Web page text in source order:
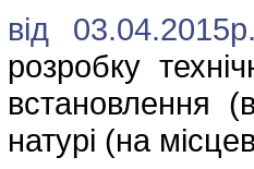
від
розробку
встановлення
натурі (на